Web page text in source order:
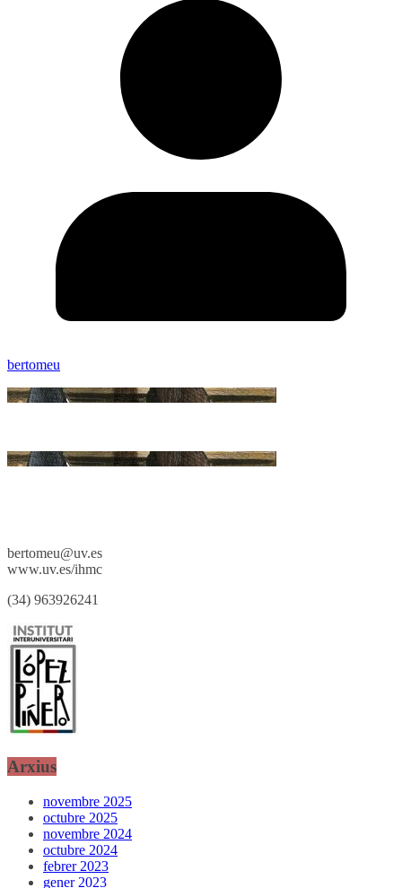
bertomeu
bertomeu@uv.es
www.uv.es/ihmc
(34) 963926241
Arxius
novembre 2025
octubre 2025
novembre 2024
octubre 2024
febrer 2023
gener 2023